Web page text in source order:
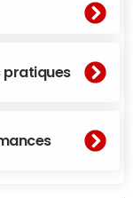
pratiques